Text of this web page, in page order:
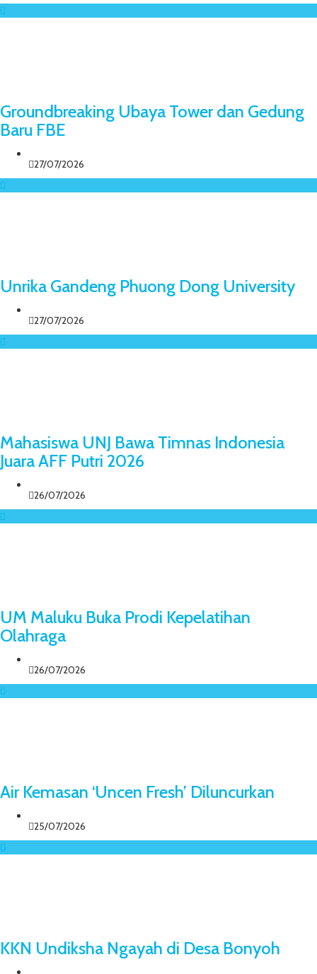
Groundbreaking Ubaya Tower dan Gedung
Baru FBE
27/07/2026
Unrika Gandeng Phuong Dong University
27/07/2026
Mahasiswa UNJ Bawa Timnas Indonesia
Juara AFF Putri 2026
26/07/2026
UM Maluku Buka Prodi Kepelatihan
Olahraga
26/07/2026
Air Kemasan ‘Uncen Fresh’ Diluncurkan
25/07/2026
KKN Undiksha Ngayah di Desa Bonyoh